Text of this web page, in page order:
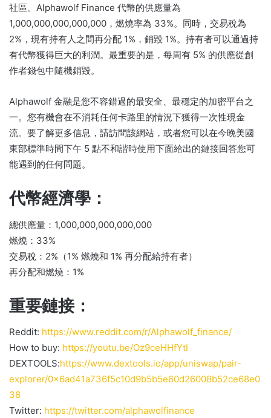
社區。 Alphawolf Finance 代幣的供應量為
1,000,000,000,000,000，燃燒率為 33%。 同時，交易稅為
2%，現有持有人之間再分配 1%，銷毀 1%。 持有者可以通過持
有代幣獲得巨大的利潤。 最重要的是，每周有 5% 的供應從創
作者錢包中隨機銷毀。
Alphawolf 金融是您不容錯過的最安全、最穩定的加密平台之
一。 您有機會在不消耗任何卡路里的情況下獲得一次性現金
流。 要了解更多信息，請訪問該網站，或者您可以在今晚美國
東部標準時間下午 5 點不和諧時使用下面給出的鏈接回答您可
能遇到的任何問題。
代幣經濟學：
總供應量：1,000,000,000,000,000
燃燒：33%
交易稅：2%（1% 燃燒和 1% 再分配給持有者）
再分配和燃燒：1%
重要鏈接：
Reddit: https://www.reddit.com/r/Alphawolf_finance/
How to buy: https://youtu.be/Oz9ceHHfYtI
DEXTOOLS:https://www.dextools.io/app/uniswap/pair-
explorer/0x6ad41a736f5c10d9b5b5e60d26008b52ce68e0
38
Twitter: https://twitter.com/alphawolfinance